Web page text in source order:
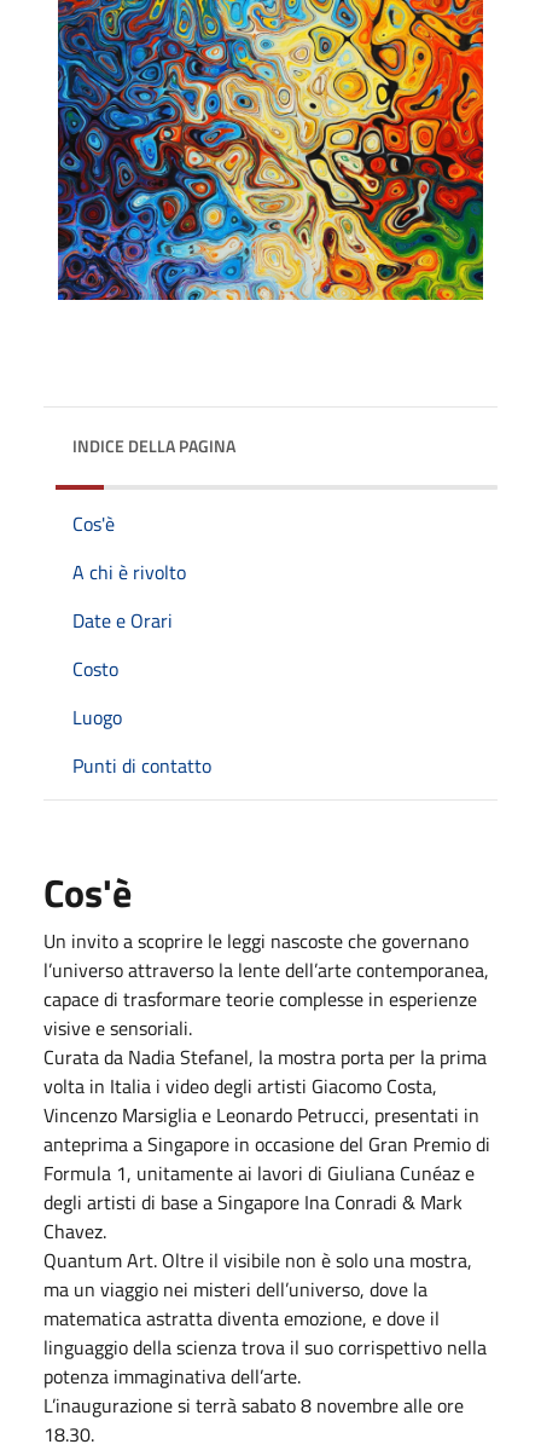
INDICE DELLA PAGINA
Cos'è
A chi è rivolto
Date e Orari
Costo
Luogo
Punti di contatto
Cos'è
Un invito a scoprire le leggi nascoste che governano
l’universo attraverso la lente dell’arte contemporanea,
capace di trasformare teorie complesse in esperienze
visive e sensoriali.
Curata da Nadia Stefanel, la mostra porta per la prima
volta in Italia i video degli artisti Giacomo Costa,
Vincenzo Marsiglia e Leonardo Petrucci, presentati in
anteprima a Singapore in occasione del Gran Premio di
Formula 1, unitamente ai lavori di Giuliana Cunéaz e
degli artisti di base a Singapore Ina Conradi & Mark
Chavez.
Quantum Art. Oltre il visibile non è solo una mostra,
ma un viaggio nei misteri dell’universo, dove la
matematica astratta diventa emozione, e dove il
linguaggio della scienza trova il suo corrispettivo nella
potenza immaginativa dell’arte.
L’inaugurazione si terrà sabato 8 novembre alle ore
18.30.